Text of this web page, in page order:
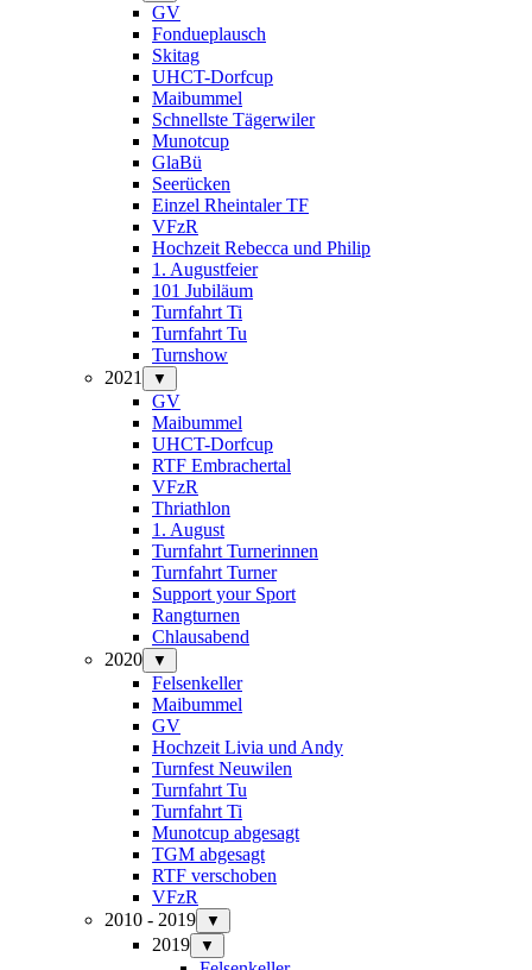
GV
Fondueplausch
Skitag
UHCT-Dorfcup
Maibummel
Schnellste Tägerwiler
Munotcup
GlaBü
Seerücken
Einzel Rheintaler TF
VFzR
Hochzeit Rebecca und Philip
1. Augustfeier
101 Jubiläum
Turnfahrt Ti
Turnfahrt Tu
Turnshow
2021
▼
GV
Maibummel
UHCT-Dorfcup
RTF Embrachertal
VFzR
Thriathlon
1. August
Turnfahrt Turnerinnen
Turnfahrt Turner
Support your Sport
Rangturnen
Chlausabend
2020
▼
Felsenkeller
Maibummel
GV
Hochzeit Livia und Andy
Turnfest Neuwilen
Turnfahrt Tu
Turnfahrt Ti
Munotcup abgesagt
TGM abgesagt
RTF verschoben
VFzR
2010 - 2019
▼
2019 ▼